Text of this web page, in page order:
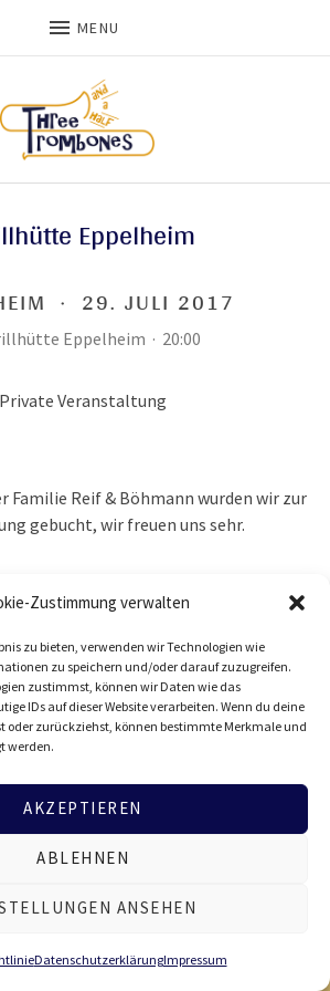
Zustimmung verwalten
zu bieten, verwenden wir Technologien wie
zu speichern und/oder darauf zuzugreifen.
zustimmst, können wir Daten wie das
IDs auf dieser Website verarbeiten. Wenn du deine
oder zurückziehst, können bestimmte Merkmale und
werden.
AKZEPTIEREN
ABLEHNEN
ANSEHEN
DatenschutzerklärungImpressum
MENU
Eppelheim
· 29. JULI 2017
Eppelheim · 20:00
Private Veranstaltung
Familie Reif & Böhmann wurden wir zur
gebucht, wir freuen uns sehr.
Termine Alt Grillhütte Eppelheim
Impressum